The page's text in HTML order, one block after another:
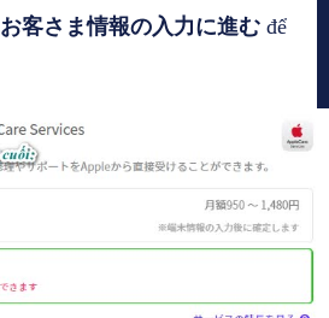
お客さま情報の入力に進む để